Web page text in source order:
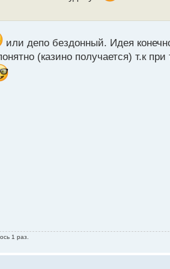
или депо бездонный. Идея
(казино получается) т.к при
1 раз.